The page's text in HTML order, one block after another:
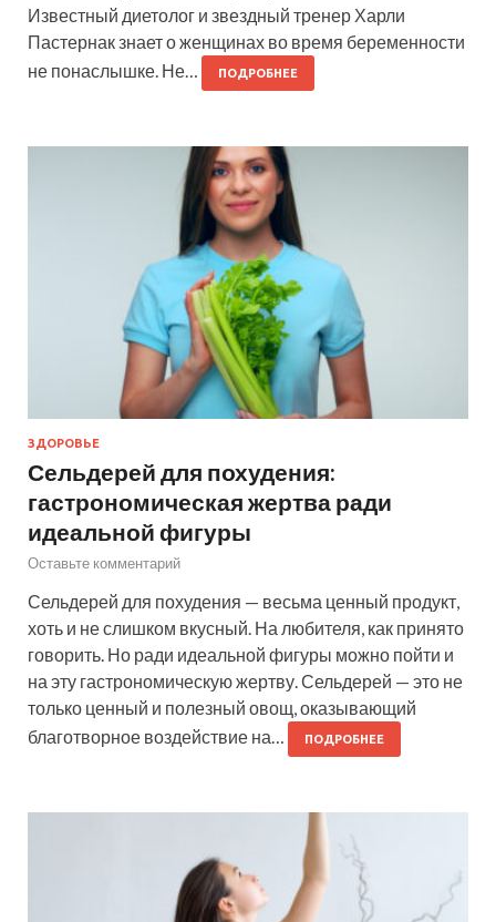
Известный диетолог и звездный тренер Харли
Пастернак знает о женщинах во время беременности
не понаслышке. Не…
ПОДРОБНЕЕ
ЗДОРОВЬЕ
Сельдерей для похудения:
гастрономическая жертва ради
идеальной фигуры
Оставьте комментарий
Сельдерей для похудения — весьма ценный продукт,
хоть и не слишком вкусный. На любителя, как принято
говорить. Но ради идеальной фигуры можно пойти и
на эту гастрономическую жертву. Сельдерей — это не
только ценный и полезный овощ, оказывающий
благотворное воздействие на…
ПОДРОБНЕЕ